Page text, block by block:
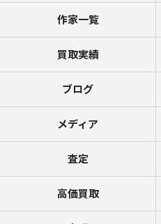
作家一覧
買取実績
ブログ
メディア
査定
高価買取